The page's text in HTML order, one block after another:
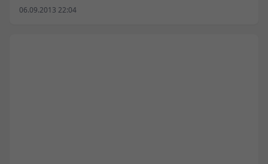
изяви, пише "Дейли Мейл".
06.09.2013 22:04